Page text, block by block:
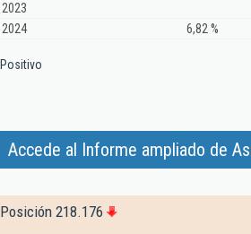
2023
2024
6,82 %
Positivo
Accede al Informe ampliado de
Posición 218.176